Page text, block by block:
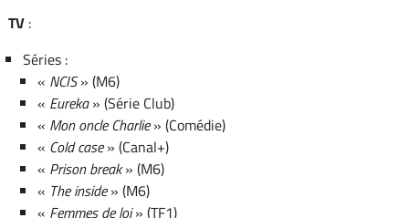
TV:
Séries :
« NCIS» (M6)
« Eureka» (Série Club)
« Mon oncle Charlie» (Comédie)
« Cold case» (Canal+)
« Prison break» (M6)
« The inside» (M6)
« Femmes de loi» (TF1)